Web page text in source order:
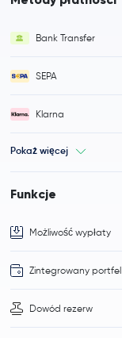
Bank Transfer
SEPA
Klarna
Pokaż więcej
Funkcje
Możliwość wypłaty
Zintegrowany portfel
Dowód rezerw